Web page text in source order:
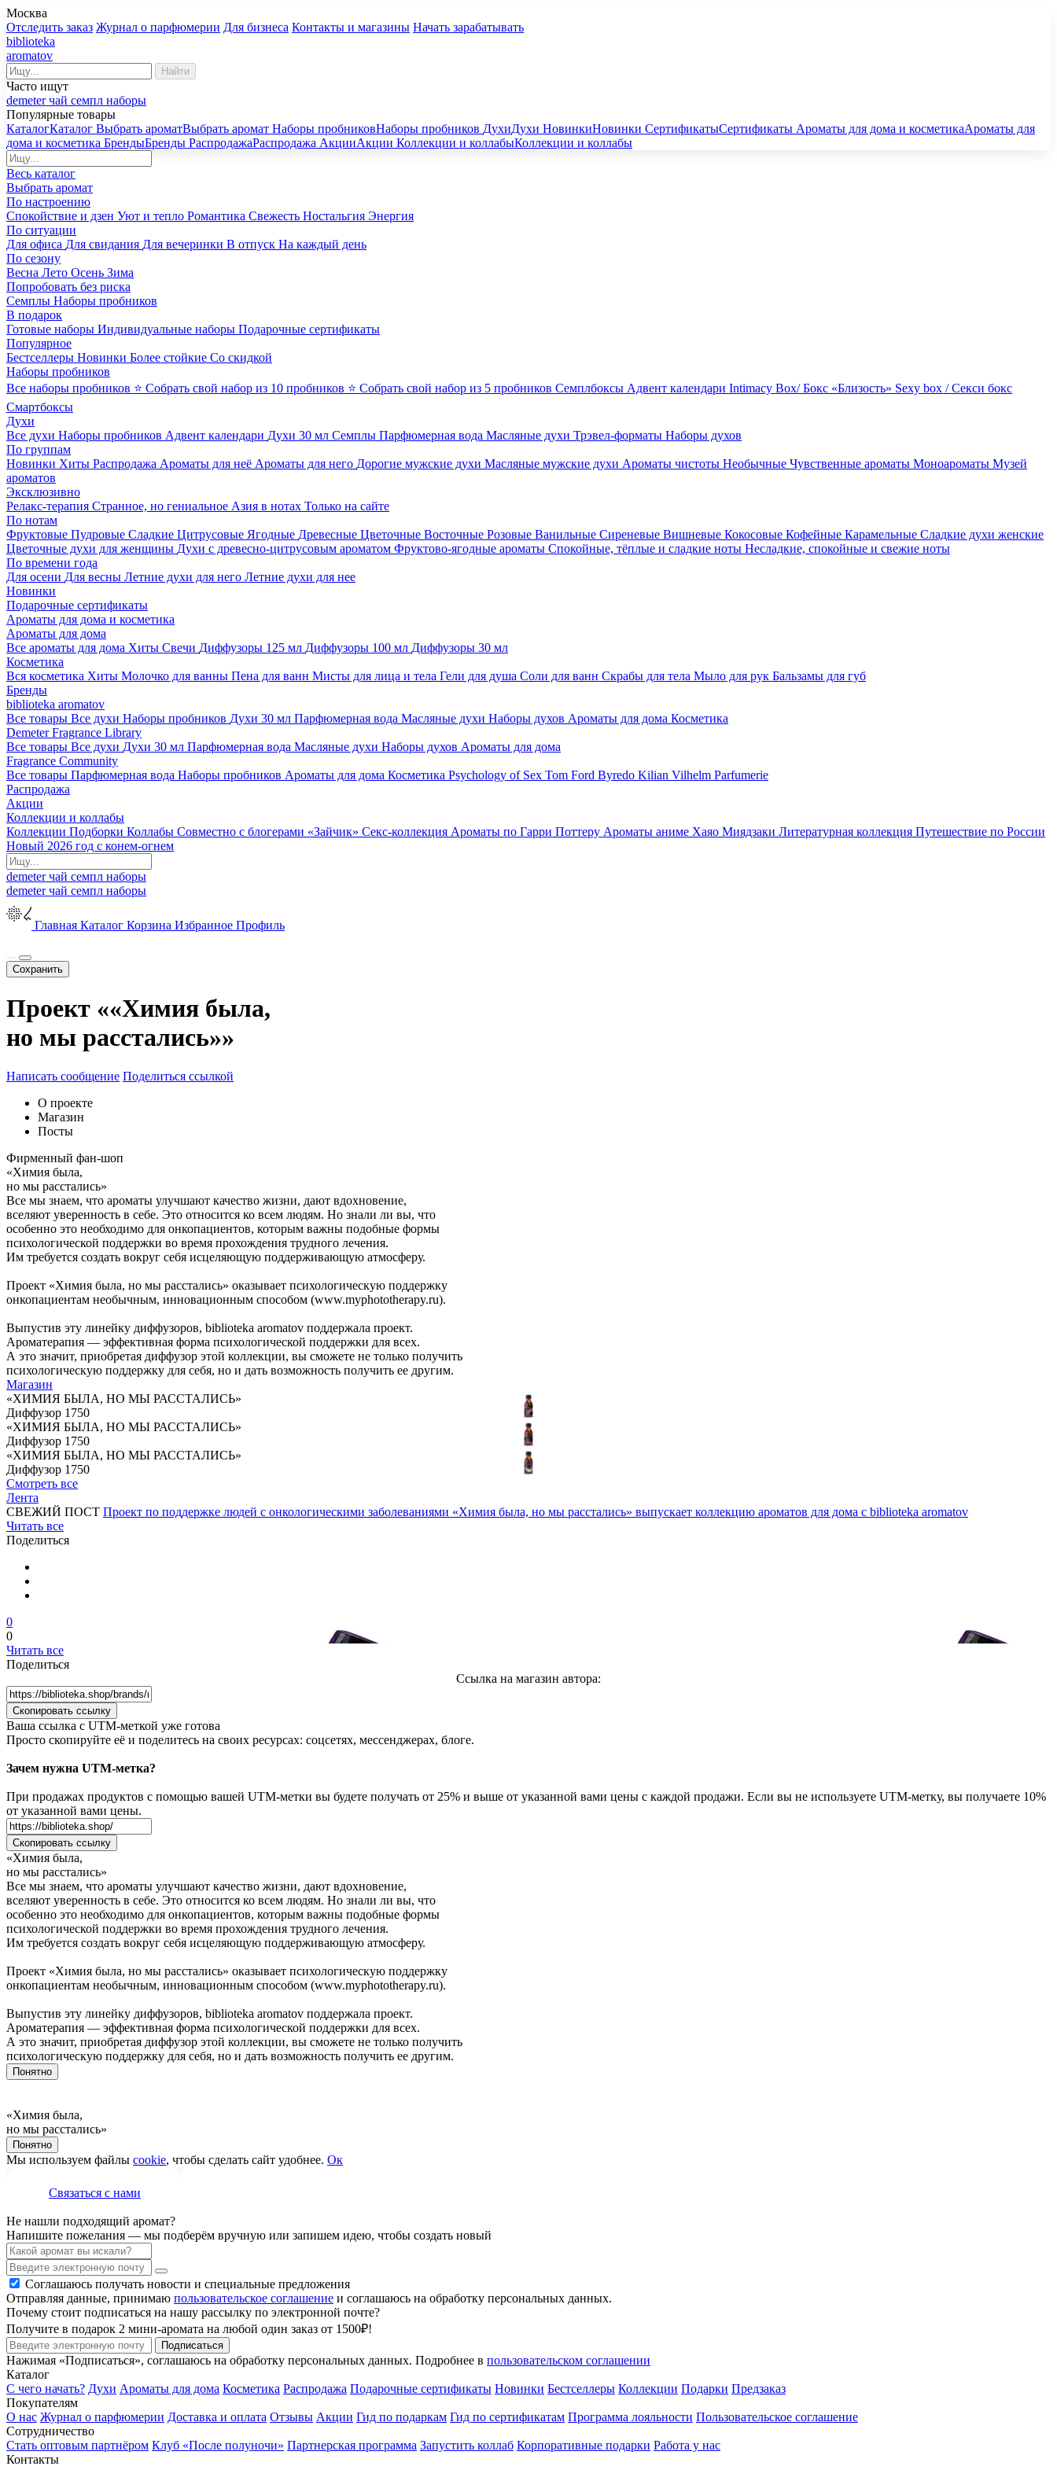
Москва
Отследить заказ Журнал о парфюмерии Для бизнеса Контакты и магазины Начать зарабатывать
biblioteka
aromatov
Найти
Часто ищут
demeterчай семпл наборы
Популярные товары
КаталогКаталог Выбрать ароматВыбрать аромат Наборы пробниковНаборы пробников ДухиДухи НовинкиНовинки СертификатыСертификаты Ароматы для дома и косметикаАроматы для
дома и косметика БрендыБренды РаспродажаРаспродажа АкцииАкции Коллекции и коллабыКоллекции и коллабы
Весь каталог
Выбрать аромат
По настроению
Спокойствие и дзен Уют и тепло Романтика Свежесть Ностальгия Энергия
По ситуации
Для офиса Для свидания Для вечеринки В отпуск На каждый день
По сезону
Весна Лето Осень Зима
Попробовать без риска
Семплы Наборы пробников
В подарок
Готовые наборы Индивидуальные наборы Подарочные сертификаты
Популярное
Бестселлеры Новинки Более стойкие Со скидкой
Наборы пробников
Все наборы пробников ⭐ Собрать свой набор из 10 пробников ⭐ Собрать свой набор из 5 пробников Семплбоксы Адвент календари Intimacy Box/ Бокс «Близость» Sexy box / Секси бокс
Смартбоксы
Духи
Все духи Наборы пробников Адвент календари Духи 30 мл Семплы Парфюмерная вода Масляные духи Трэвел-форматы Наборы духов
По группам
Новинки Хиты Распродажа Ароматы для неё Ароматы для него Дорогие мужские духи Масляные мужские духи Ароматы чистоты Необычные Чувственные ароматы Моноароматы Музей
ароматов
Эксклюзивно
Релакс-терапия Странное, но гениальное Азия в нотах Только на сайте
По нотам
Фруктовые Пудровые Сладкие Цитрусовые Ягодные Древесные Цветочные Восточные Розовые Ванильные Сиреневые Вишневые Кокосовые Кофейные Карамельные Сладкие духи женские
Цветочные духи для женщины Духи с древесно-цитрусовым ароматом Фруктово-ягодные ароматы Спокойные, тёплые и сладкие ноты Несладкие, спокойные и свежие ноты
По времени года
Для осени Для весны Летние духи для него Летние духи для нее
Новинки
Подарочные сертификаты
Ароматы для дома и косметика
Ароматы для дома
Все ароматы для дома Хиты Свечи Диффузоры 125 мл Диффузоры 100 мл Диффузоры 30 мл
Косметика
Вся косметика Хиты Молочко для ванны Пена для ванн Мисты для лица и тела Гели для душа Соли для ванн Скрабы для тела Мыло для рук Бальзамы для губ
Бренды
biblioteka aromatov
Все товары Все духи Наборы пробников Духи 30 мл Парфюмерная вода Масляные духи Наборы духов Ароматы для дома Косметика
Demeter Fragrance Library
Все товары Все духи Духи 30 мл Парфюмерная вода Масляные духи Наборы духов Ароматы для дома
Fragrance Community
Все товары Парфюмерная вода Наборы пробников Ароматы для дома Косметика Psychology of Sex Tom Ford Byredo Kilian Vilhelm Parfumerie
Распродажа
Акции
Коллекции и коллабы
Коллекции Подборки Коллабы Совместно с блогерами «Зайчик» Секс-коллекция Ароматы по Гарри Поттеру Ароматы аниме Хаяо Миядзаки Литературная коллекция Путешествие по России
Новый 2026 год с конем-огнем
demeterчай семпл наборы
demeterчай семпл наборы
Главная Каталог Корзина Избранное Профиль
Сохранить
Проект ««Химия была,
но мы расстались»»
Написать сообщение Поделиться ссылкой
О проекте
Магазин
Посты
Фирменный фан-шоп
«Химия была,
но мы расстались»
Все мы знаем, что ароматы улучшают качество жизни, дают вдохновение,
вселяют уверенность в себе. Это относится ко всем людям. Но знали ли вы, что
особенно это необходимо для онкопациентов, которым важны подобные формы
психологической поддержки во время прохождения трудного лечения.
Им требуется создать вокруг себя исцеляющую поддерживающую атмосферу.
Проект «Химия была, но мы расстались» оказывает психологическую поддержку
онкопациентам необычным, инновационным способом (www.myphototherapy.ru).
Выпустив эту линейку диффузоров, biblioteka aromatov поддержала проект.
Ароматерапия — эффективная форма психологической поддержки для всех.
А это значит, приобретая диффузор этой коллекции, вы сможете не только получить
психологическую поддержку для себя, но и дать возможность получить ее другим.
Магазин
«ХИМИЯ БЫЛА, НО МЫ РАССТАЛИСЬ»
Диффузор 1750
«ХИМИЯ БЫЛА, НО МЫ РАССТАЛИСЬ»
Диффузор 1750
«ХИМИЯ БЫЛА, НО МЫ РАССТАЛИСЬ»
Диффузор 1750
Смотреть все
Лента
СВЕЖИЙ ПОСТ Проект по поддержке людей с онкологическими заболеваниями «Химия была, но мы расстались» выпускает коллекцию ароматов для дома с biblioteka aromatov
Читать все
Поделиться
0
0
Читать все
Поделиться
Ссылка на магазин автора:
Скопировать ссылку
Ваша сcылка с UTM-меткой уже готова
Просто скопируйте её и поделитесь на своих ресурсах: соцсетях, мессенджерах, блоге.
Зачем нужна UTM-метка?
При продажах продуктов с помощью вашей UTM-метки вы будете получать от 25% и выше от указанной вами цены с каждой продажи. Если вы не используете UTM-метку, вы получаете 10%
от указанной вами цены.
Скопировать ссылку
«Химия была,
но мы расстались»
Все мы знаем, что ароматы улучшают качество жизни, дают вдохновение,
вселяют уверенность в себе. Это относится ко всем людям. Но знали ли вы, что
особенно это необходимо для онкопациентов, которым важны подобные формы
психологической поддержки во время прохождения трудного лечения.
Им требуется создать вокруг себя исцеляющую поддерживающую атмосферу.
Проект «Химия была, но мы расстались» оказывает психологическую поддержку
онкопациентам необычным, инновационным способом (www.myphototherapy.ru).
Выпустив эту линейку диффузоров, biblioteka aromatov поддержала проект.
Ароматерапия — эффективная форма психологической поддержки для всех.
А это значит, приобретая диффузор этой коллекции, вы сможете не только получить
психологическую поддержку для себя, но и дать возможность получить ее другим.
Понятно
«Химия была,
но мы расстались»
Понятно
Мы используем файлы cookie, чтобы сделать сайт удобнее. Ок
Связаться с нами
Не нашли подходящий аромат?
Напишите пожелания — мы подберём вручную или запишем идею, чтобы создать новый
Соглашаюсь получать новости и специальные предложения
Отправляя данные, принимаю пользовательское соглашение и соглашаюсь на обработку персональных данных.
Почему стоит подписаться на нашу рассылку по электронной почте?
Получите в подарок 2 мини-аромата на любой один заказ от 1500₽!
Подписаться
Нажимая «Подписаться», соглашаюсь на обработку персональных данных. Подробнее в пользовательском соглашении
Каталог
С чего начать? Духи Ароматы для дома Косметика Распродажа Подарочные сертификаты Новинки Бестселлеры Коллекции Подарки Предзаказ
Покупателям
О нас Журнал о парфюмерии Доставка и оплата Отзывы Акции Гид по подаркам Гид по сертификатам Программа лояльности Пользовательское соглашение
Сотрудничество
Стать оптовым партнёром Клуб «После полуночи» Партнерская программа Запустить коллаб Корпоративные подарки Работа у нас
Контакты